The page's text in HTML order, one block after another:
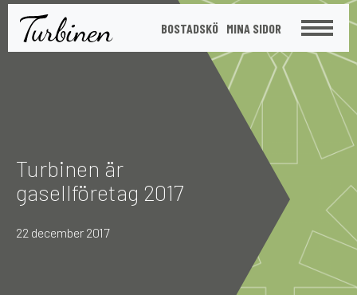
BOSTADSKÖ MINA SIDOR
Meny
Turbinen är
gasellföretag 2017
22 december 2017